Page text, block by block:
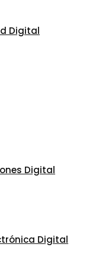
Digital
Digital
Digital